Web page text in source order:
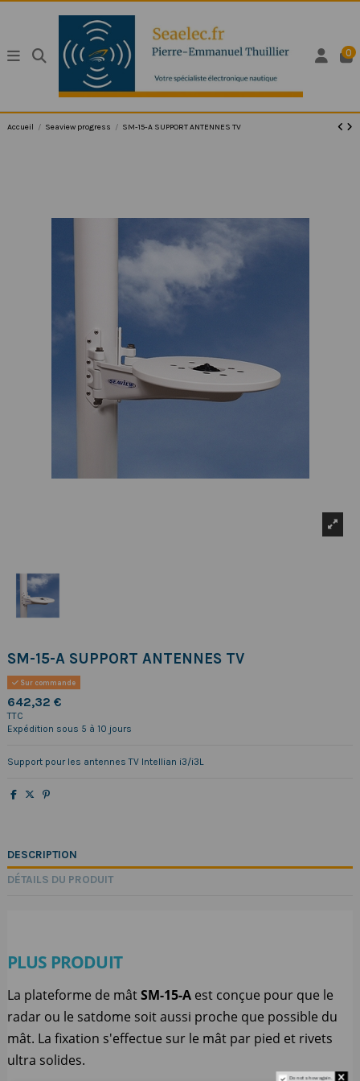
0
Accueil Seaview progress SM-15-A SUPPORT ANTENNES TV
SM-15-A SUPPORT ANTENNES TV
Sur commande
642,32 €
TTC
Expédition sous 5 à 10 jours
Support pour les antennes TV Intellian i3/i3L
DESCRIPTION
DÉTAILS DU PRODUIT
PLUS PRODUIT
La plateforme de mâtSM-15-A est conçue pour que le
radar ou le satdome soit aussi proche que possible du
mât. La fixation s'effectue sur le mât par pied et rivets
ultra solides.
Do not show again.